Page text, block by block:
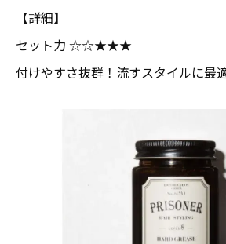
【詳細】
セット力 ☆☆★★★
付けやすさ抜群！流すスタイルに最適